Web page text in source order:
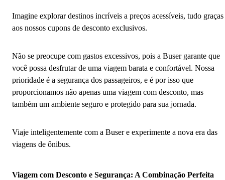
Imagine explorar destinos incríveis a preços acessíveis, tudo graças
aos nossos cupons de desconto exclusivos.
Não se preocupe com gastos excessivos, pois a Buser garante que
você possa desfrutar de uma viagem barata e confortável. Nossa
prioridade é a segurança dos passageiros, e é por isso que
proporcionamos não apenas uma viagem com desconto, mas
também um ambiente seguro e protegido para sua jornada.
Viaje inteligentemente com a Buser e experimente a nova era das
viagens de ônibus.
Viagem com Desconto e Segurança: A Combinação Perfeita